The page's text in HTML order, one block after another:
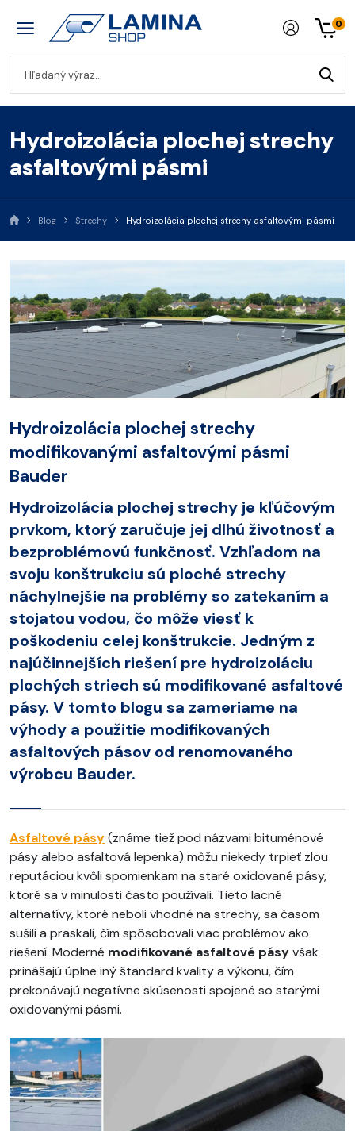
0
Hydroizolácia plochej strechy
asfaltovými pásmi
Blog Strechy Hydroizolácia plochej strechy asfaltovými pásmi
Hydroizolácia plochej strechy
modifikovanými asfaltovými pásmi
Bauder
Hydroizolácia plochej strechy je kľúčovým
prvkom, ktorý zaručuje jej dlhú životnosť a
bezproblémovú funkčnosť. Vzhľadom na
svoju konštrukciu sú ploché strechy
náchylnejšie na problémy so zatekaním a
stojatou vodou, čo môže viesť k
poškodeniu celej konštrukcie. Jedným z
najúčinnejších riešení pre hydroizoláciu
plochých striech sú modifikované asfaltové
pásy. V tomto blogu sa zameriame na
výhody a použitie modifikovaných
asfaltových pásov od renomovaného
výrobcu Bauder.
Asfaltové pásy(známe tiež pod názvami bituménové
pásy alebo asfaltová lepenka) môžu niekedy trpieť zlou
reputáciou kvôli spomienkam na staré oxidované pásy,
ktoré sa v minulosti často používali. Tieto lacné
alternatívy, ktoré neboli vhodné na strechy, sa časom
sušili a praskali, čím spôsobovali viac problémov ako
riešení. Moderné modifikované asfaltové pásyvšak
prinášajú úplne iný štandard kvality a výkonu, čím
prekonávajú negatívne skúsenosti spojené so starými
oxidovanými pásmi.